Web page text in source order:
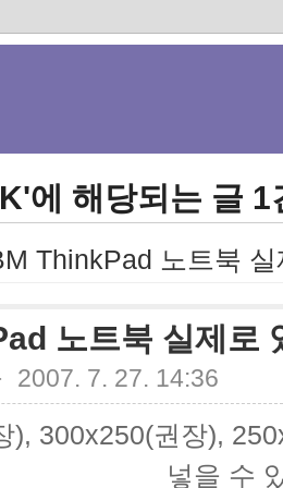
에 해당되는 글 1
ThinkPad 노트북
노트북 실제로
2007. 7. 27. 14:36
), 300x250(권장),
넣을 수